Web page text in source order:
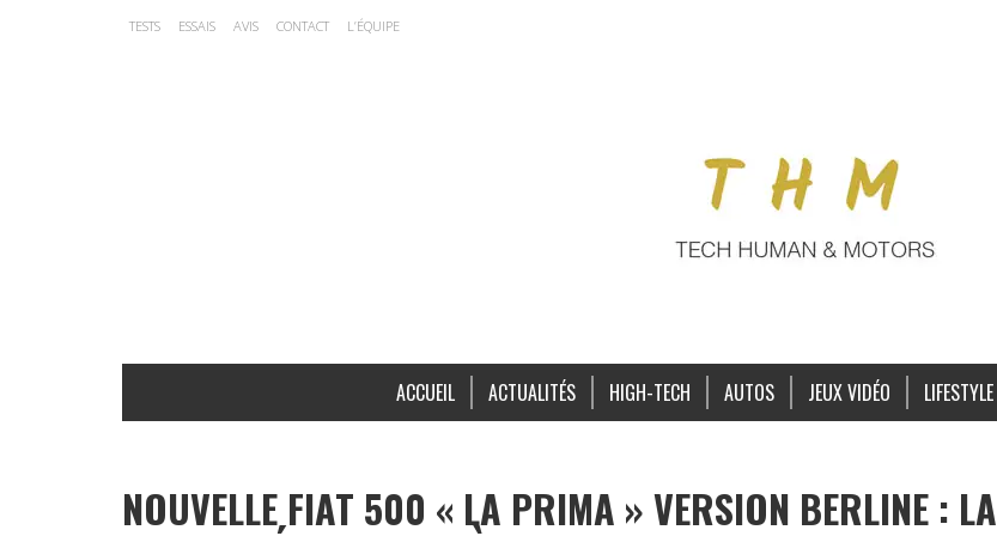
TESTS ESSAIS AVIS CONTACT L’ÉQUIPE
ACCUEIL ACTUALITÉS HIGH-TECH AUTOS JEUX VIDÉO LIFESTYLE
NOUVELLE FIAT 500 « LA PRIMA » VERSION BERLINE : LA